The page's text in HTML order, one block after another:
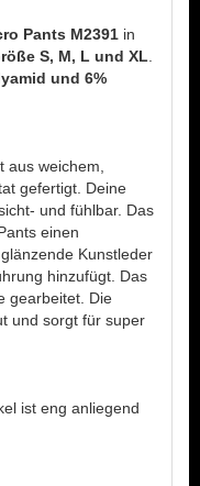
Pants M2391 in
S, M, L und XL
und 6%
aus weichem,
gefertigt. Deine
und fühlbar. Das
einen
Kunstleder
hinzufügt. Das
gearbeitet. Die
und sorgt für super
ist eng anliegend